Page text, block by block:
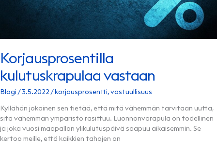
Korjausprosentilla
kulutuskrapulaa vastaan
Blogi /3.5.2022 /korjausprosentti,vastuullisuus
Kyllähän jokainen sen tietää, että mitä vähemmän tarvitaan uutta,
sitä vähemmän ympäristö rasittuu. Luonnonvarapula on todellinen
ja joka vuosi maapallon ylikulutuspäivä saapuu aikaisemmin. Se
kertoo meille, että kaikkien tahojen on